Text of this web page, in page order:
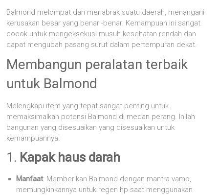
Balmond melompat dan menabrak suatu daerah, menangani
kerusakan besar yang benar -benar. Kemampuan ini sangat
cocok untuk mengeksekusi musuh kesehatan rendah dan
dapat mengubah pasang surut dalam pertempuran dekat.
Membangun peralatan terbaik
untuk Balmond
Melengkapi item yang tepat sangat penting untuk
memaksimalkan potensi Balmond di medan perang. Inilah
bangunan yang disesuaikan yang disesuaikan untuk
kemampuannya:
1. Kapak haus darah
Manfaat: Memberikan Balmond dengan mantra vamp,
memungkinkannya untuk regen hp saat menggunakan